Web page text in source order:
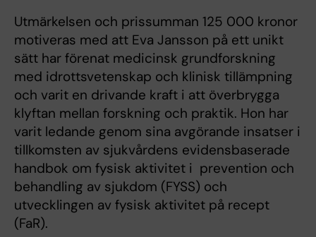
Utmärkelsen och prissumman 125 000 kronor
motiveras med att Eva Jansson på ett unikt
sätt har förenat medicinsk grundforskning
med idrottsvetenskap och klinisk tillämpning
och varit en drivande kraft i att överbrygga
klyftan mellan forskning och praktik. Hon har
varit ledande genom sina avgörande insatser i
tillkomsten av sjukvårdens evidensbaserade
handbok om fysisk aktivitet i prevention och
behandling av sjukdom (FYSS) och
utvecklingen av fysisk aktivitet på recept
(FaR).